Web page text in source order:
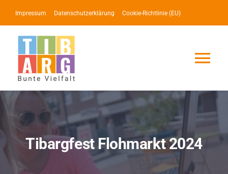
Inhalt
springen
Impressum Datenschutzerklärung Cookie-Richtlinie (EU)
Lotse
Service
Tibargfest Flohmarkt 2024